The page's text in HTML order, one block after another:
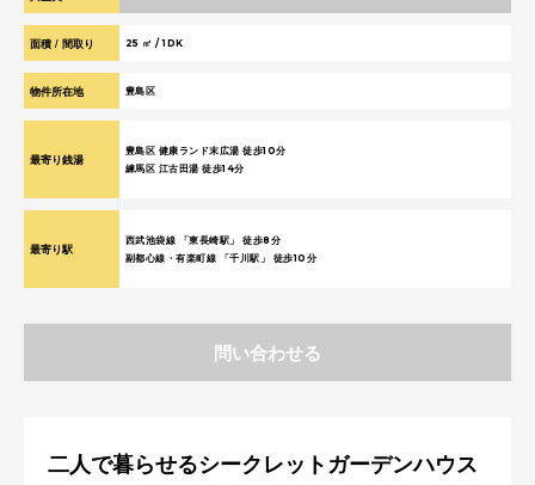
面積 / 間取り 25 ㎡ / 1DK
物件所在地 豊島区
最寄り銭湯
豊島区 健康ランド末広湯 徒歩10分
練馬区 江古田湯 徒歩14分
最寄り駅
西武池袋線 「東長崎駅」 徒歩8分
副都心線・有楽町線 「千川駅」 徒歩10分
問い合わせる
二人で暮らせるシークレットガーデンハウス